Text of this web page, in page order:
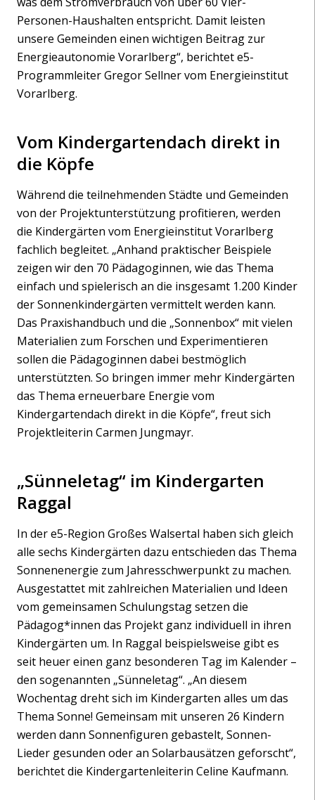
Personen-Haushalten entspricht. Damit leisten
unsere Gemeinden einen wichtigen Beitrag zur
Energieautonomie Vorarlberg“, berichtet e5-
Programmleiter Gregor Sellner vom Energieinstitut
Vorarlberg.
Vom Kindergartendach direkt in
die Köpfe
Während die teilnehmenden Städte und Gemeinden
von der Projektunterstützung profitieren, werden
die Kindergärten vom Energieinstitut Vorarlberg
fachlich begleitet. „Anhand praktischer Beispiele
zeigen wir den 70 Pädagoginnen, wie das Thema
einfach und spielerisch an die insgesamt 1.200 Kinder
der Sonnenkindergärten vermittelt werden kann.
Das Praxishandbuch und die „Sonnenbox“ mit vielen
Materialien zum Forschen und Experimentieren
sollen die Pädagoginnen dabei bestmöglich
unterstützten. So bringen immer mehr Kindergärten
das Thema erneuerbare Energie vom
Kindergartendach direkt in die Köpfe“, freut sich
Projektleiterin Carmen Jungmayr.
„Sünneletag“ im Kindergarten
Raggal
In der e5-Region Großes Walsertal haben sich gleich
alle sechs Kindergärten dazu entschieden das Thema
Sonnenenergie zum Jahresschwerpunkt zu machen.
Ausgestattet mit zahlreichen Materialien und Ideen
vom gemeinsamen Schulungstag setzen die
Pädagog*innen das Projekt ganz individuell in ihren
Kindergärten um. In Raggal beispielsweise gibt es
seit heuer einen ganz besonderen Tag im Kalender –
den sogenannten „Sünneletag“. „An diesem
Wochentag dreht sich im Kindergarten alles um das
Thema Sonne! Gemeinsam mit unseren 26 Kindern
werden dann Sonnenfiguren gebastelt, Sonnen-
Lieder gesunden oder an Solarbausätzen geforscht“,
berichtet die Kindergartenleiterin Celine Kaufmann.